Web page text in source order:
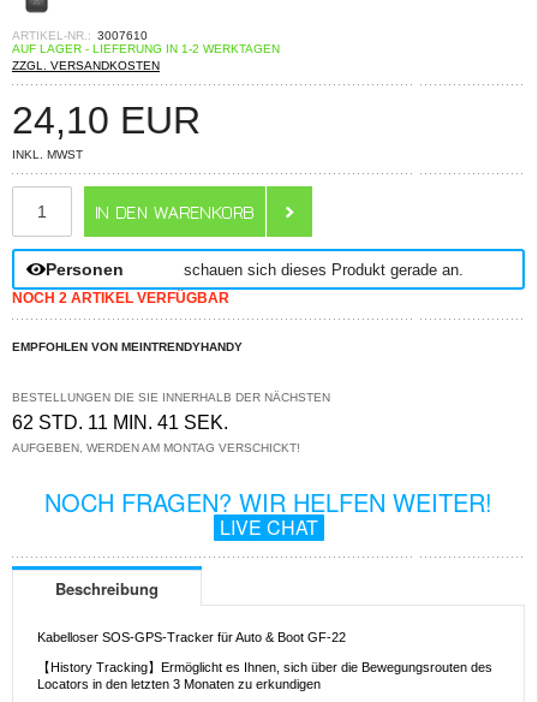
ARTIKEL-NR.: 3007610
AUF LAGER - LIEFERUNG IN 1-2 WERKTAGEN
ZZGL. VERSANDKOSTEN
24,10 EUR
INKL. MWST
Personen schauen sich dieses Produkt gerade an.
NOCH 2 ARTIKEL VERFÜGBAR
EMPFOHLEN VON MEINTRENDYHANDY
BESTELLUNGEN DIE SIE INNERHALB DER NÄCHSTEN
62 STD. 11 MIN. 40 SEK.
AUFGEBEN, WERDEN AM MONTAG VERSCHICKT!
NOCH FRAGEN? WIR HELFEN WEITER!
LIVE CHAT
Beschreibung
Kabelloser SOS-GPS-Tracker für Auto & Boot GF-22
【History Tracking】Ermöglicht es Ihnen, sich über die Bewegungsrouten des
Locators in den letzten 3 Monaten zu erkundigen